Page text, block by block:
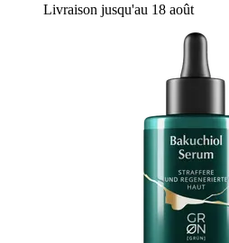
Livraison jusqu'au 18 août